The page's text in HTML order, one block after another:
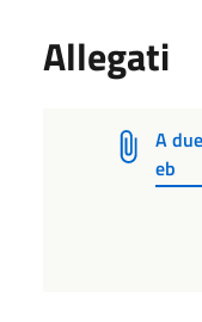
Allegati
A
eb